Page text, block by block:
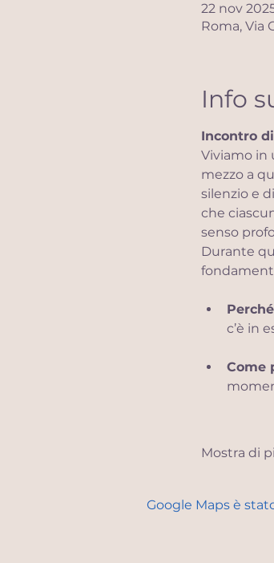
22 nov
Roma, Via
Info
Incontro
Viviamo in
mezzo a
silenzio e
che
senso
Durante
c’è in
Come
Mostra di
Google Maps è